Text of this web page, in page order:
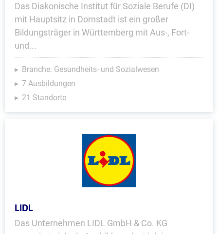
Das Diakonische Institut für Soziale Berufe (DI)
mit Hauptsitz in Dornstadt ist ein großer
Bildungsträger in Württemberg mit Aus-, Fort-
und...
Branche: Gesundheits- und Sozialwesen
7 Ausbildungen
21 Standorte
LIDL
Das Unternehmen LIDL GmbH & Co. KG